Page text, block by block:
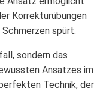
Korrekturübungen
spürt.
sondern das
Ansatzes im
Technik, der